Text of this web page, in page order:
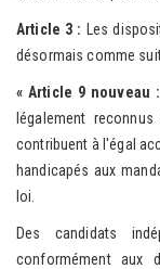
Article 3 :
Les
désormais comme
« Article 9 nouveau :
légalement
contribuent à l'égal
handicapés aux
loi.
Des candidats
conformément